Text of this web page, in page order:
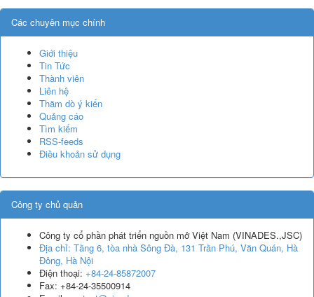
Các chuyên mục chính
Giới thiệu
Tin Tức
Thành viên
Liên hệ
Thăm dò ý kiến
Quảng cáo
Tìm kiếm
RSS-feeds
Điều khoản sử dụng
Công ty chủ quản
Công ty cổ phần phát triển nguồn mở Việt Nam (VINADES.,JSC)
Địa chỉ: Tầng 6, tòa nhà Sông Đà, 131 Trần Phú, Văn Quán, Hà
Đông, Hà Nội
Điện thoại: +84-24-85872007
Fax: +84-24-35500914